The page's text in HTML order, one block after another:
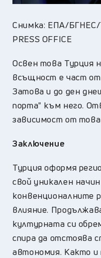
Снимка: ЕПА/БГНЕС/
PRESS OFFICE
Освен това Турция
всъщност е част
Затова и до ден
порта" към него.
зависимост от това
Заключение
Турция оформя
свой уникален
конвенционалните
влияние.
културната си
спира да отстоява
автономия. Както и